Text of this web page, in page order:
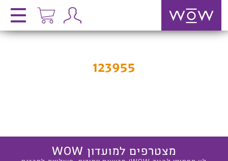
123955
מצטרפים למועדון WOW